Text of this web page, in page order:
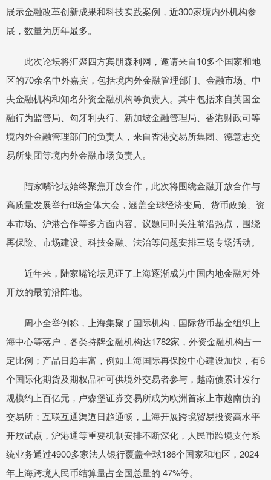
展示金融改革创新成果和科技实践案例，近300家境内外机构参
展，数量为历年最多。
此次论坛将汇聚四方宾朋森利网，邀请来自10多个国家和地
区的70余名中外嘉宾，包括境内外金融管理部门、金融市场、中
央金融机构和知名外资金融机构等负责人。其中包括来自英国金
融行为监管局、匈牙利央行、新加坡金融管理局、香港财政司等
境内外金融管理部门的负责人，来自香港交易所集团、德意志交
易所集团等境内外金融市场负责人。
陆家嘴论坛始终聚焦开放合作，此次将围绕金融开放合作与
高质量发展举行8场全体大会，涵盖全球经济变局、货币政策、资
本市场、沪港合作等多方面内容。议题同时关注前沿热点，围绕
再保险、市场建设、科技金融、法治等问题安排三场专场活动。
近年来，陆家嘴论坛见证了上海逐渐成为中国内地金融对外
开放的最前沿阵地。
周小全举例称，上海集聚了国际机构，国际货币基金组织上
海中心等落户，各类持牌金融机构达1782家，外资金融机构占一
定比例；产品日趋丰富，例如上海国际再保险中心建设加快，有6
个国际化期货及期权品种可供境外交易者参与，越南债累计发行
规模约上百亿元，卢森堡证券交易所成为欧洲首家上市越南债的
交易所；互联互通渠道日趋通畅，上海开展跨境贸易投资高水平
开放试点，沪港通等重要机制安排不断深化，人民币跨境支付系
统业务通过4900多家法人银行覆盖全球186个国家和地区，2024
年上海跨境人民币结算量占全国总量的 47%等。